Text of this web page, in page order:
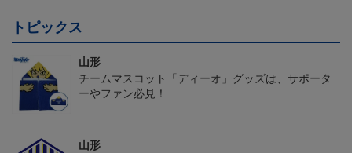
トピックス
山形
チームマスコット「ディーオ」グッズは、サポータ
ーやファン必見！
山形